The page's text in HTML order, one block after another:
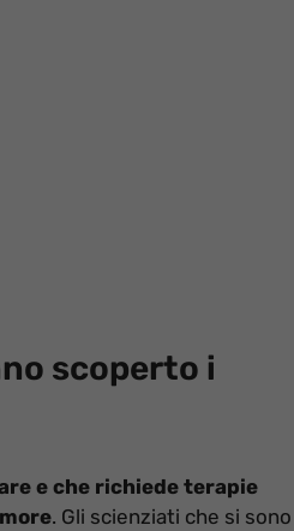
scoperto i
e che richiede terapie
. Gli scienziati che si sono